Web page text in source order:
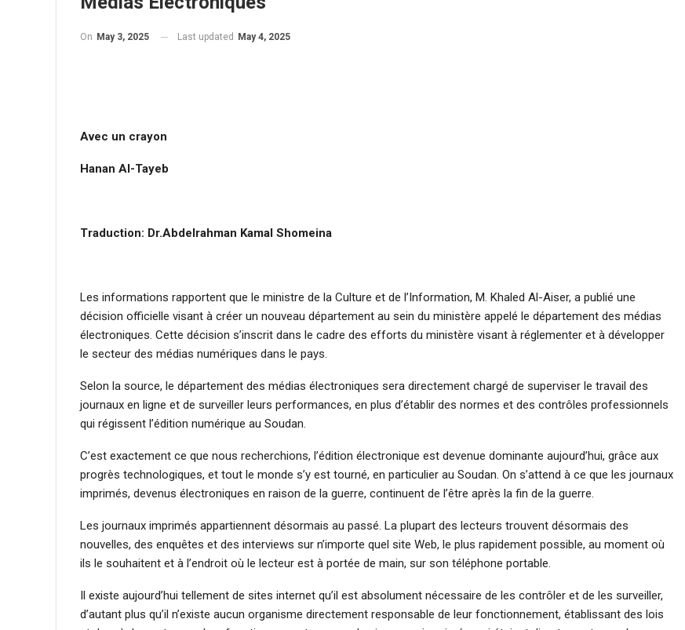
On May 3, 2025 Last updated May 4, 2025
Avec un crayon
Hanan Al-Tayeb
Traduction: Dr.Abdelrahman Kamal Shomeina
Les informations rapportent que le ministre de la Culture et de l’Information, M. Khaled Al-Aiser, a publié une
décision officielle visant à créer un nouveau département au sein du ministère appelé le département des médias
électroniques. Cette décision s’inscrit dans le cadre des efforts du ministère visant à réglementer et à développer
le secteur des médias numériques dans le pays.
Selon la source, le département des médias électroniques sera directement chargé de superviser le travail des
journaux en ligne et de surveiller leurs performances, en plus d’établir des normes et des contrôles professionnels
qui régissent l’édition numérique au Soudan.
C’est exactement ce que nous recherchions, l’édition électronique est devenue dominante aujourd’hui, grâce aux
progrès technologiques, et tout le monde s’y est tourné, en particulier au Soudan. On s’attend à ce que les journaux
imprimés, devenus électroniques en raison de la guerre, continuent de l’être après la fin de la guerre.
Les journaux imprimés appartiennent désormais au passé. La plupart des lecteurs trouvent désormais des
nouvelles, des enquêtes et des interviews sur n’importe quel site Web, le plus rapidement possible, au moment où
ils le souhaitent et à l’endroit où le lecteur est à portée de main, sur son téléphone portable.
Il existe aujourd’hui tellement de sites internet qu’il est absolument nécessaire de les contrôler et de les surveiller,
d’autant plus qu’il n’existe aucun organisme directement responsable de leur fonctionnement, établissant des lois